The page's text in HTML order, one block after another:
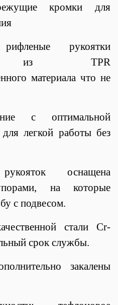
кромки для
рифленые рукоятки
из TPR
материала что не
с оптимальной
легкой работы без
оснащена
на которые
с подвесом.
стали Cr-
срок службы.
закалены